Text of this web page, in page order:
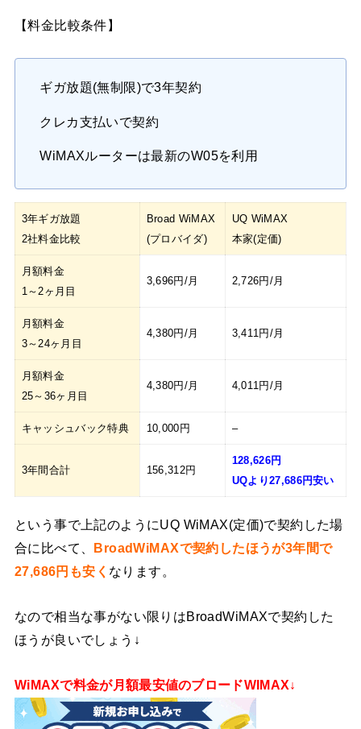
【料金比較条件】
ギガ放題(無制限)で3年契約
クレカ支払いで契約
WiMAXルーターは最新のW05を利用
3年ギガ放題
2社料金比較
Broad WiMAX
(プロバイダ)
UQ WiMAX
本家(定価)
月額料金
1～2ヶ月目
3,696円/月 2,726円/月
月額料金
3～24ヶ月目
4,380円/月 3,411円/月
月額料金
25～36ヶ月目
4,380円/月 4,011円/月
キャッシュバック特典 10,000円 –
3年間合計 156,312円
128,626円
UQより27,686円安い
という事で上記のようにUQ WiMAX(定価)で契約した場
合に比べて、 BroadWiMAXで契約したほうが3年間で
27,686円も安く なります。
なので相当な事がない限りはBroadWiMAXで契約した
ほうが良いでしょう↓
WiMAXで料金が月額最安値のブロードWIMAX↓